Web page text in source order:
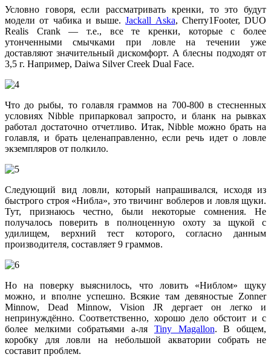
Условно говоря, если рассматривать кренки, то это будут
модели от чабика и выше.Jackall Aska, Сherry1Footer, DUO
Realis Crank — т.е., все те кренки, которые с более
утонченными смычками при ловле на течении уже
доставляют значительный дискомфорт. А блесны подходят от
3,5 г. Например, Daiwa Silver Creek Dual Face.
Что до рыбы, то голавля граммов на 700-800 в стесненных
условиях Nibble припарковал запросто, и бланк на рывках
работал достаточно отчетливо. Итак, Nibble можно брать на
голавля, и брать целенаправленно, если речь идет о ловле
экземпляров от полкило.
Следующий вид ловли, который напрашивался, исходя из
быстрого строя «Нибла», это твичинг воблеров и ловля щуки.
Тут, признаюсь честно, были некоторые сомнения. Не
получалось поверить в полноценную охоту за щукой с
удилищем, верхний тест которого, согласно данным
производителя, составляет 9 граммов.
Но на поверку выяснилось, что ловить «Ниблом» щуку
можно, и вполне успешно. Всякие там девяностые Zonner
Minnow, Dead Minnow, Vision JR дергает он легко и
непринуждённо. Соответственно, хорошо дело обстоит и с
более мелкими собратьями а-ля Tiny Magallon. В общем,
коробку для ловли на небольшой акватории собрать не
составит проблем.